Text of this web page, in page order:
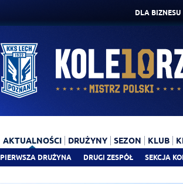
DLA BIZNESU
AKTUALNOŚCI
PIERWSZA DRUŻYNA DRUGI ZESPÓŁ SEKCJA
DRUŻYNY SEZON KLUB